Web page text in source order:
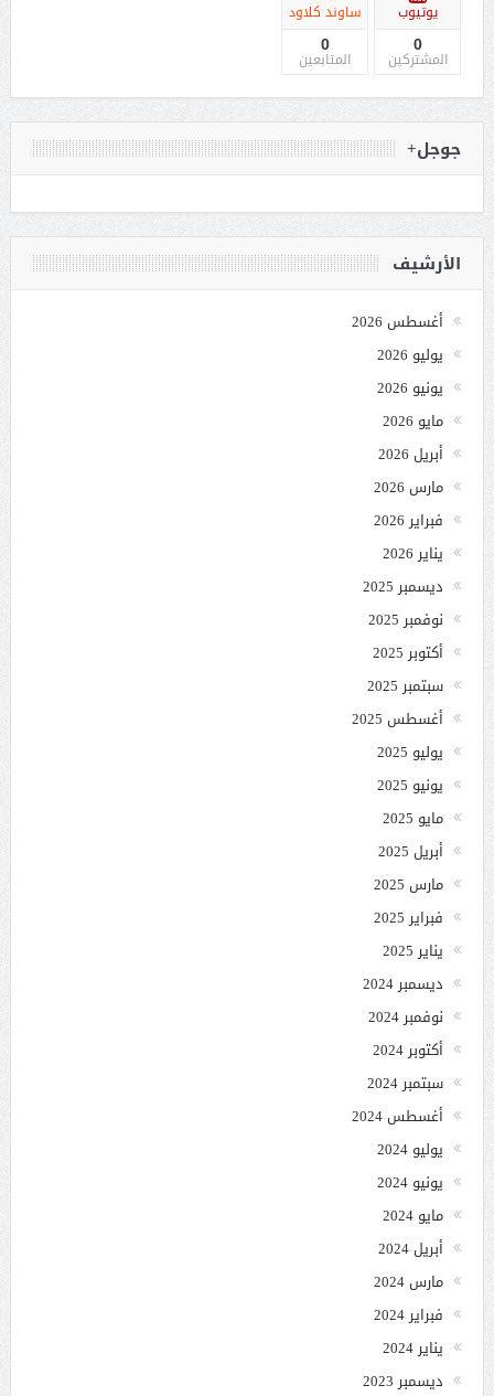
يوتيوب
0
المشتركين
ساوند كلاود
0
المتابعين
جوجل+
الأرشيف
أغسطس 2026
يوليو 2026
يونيو 2026
مايو 2026
أبريل 2026
مارس 2026
فبراير 2026
يناير 2026
ديسمبر 2025
نوفمبر 2025
أكتوبر 2025
سبتمبر 2025
أغسطس 2025
يوليو 2025
يونيو 2025
مايو 2025
أبريل 2025
مارس 2025
فبراير 2025
يناير 2025
ديسمبر 2024
نوفمبر 2024
أكتوبر 2024
سبتمبر 2024
أغسطس 2024
يوليو 2024
يونيو 2024
مايو 2024
أبريل 2024
مارس 2024
فبراير 2024
يناير 2024
ديسمبر 2023